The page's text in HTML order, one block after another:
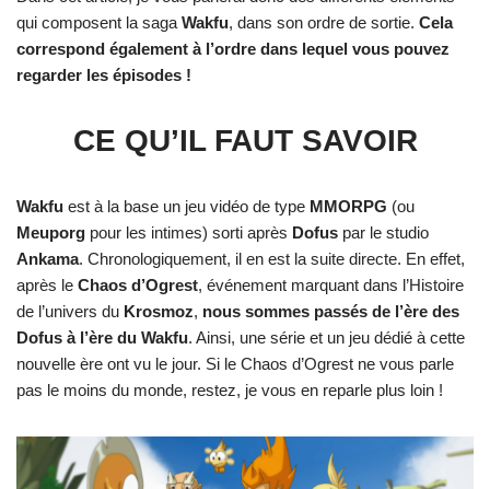
qui composent la sagaWakfu, dans son ordre de sortie. Cela
correspond également à l’ordre dans lequel vous pouvez
regarder les épisodes !
CE QU’IL FAUT SAVOIR
Wakfu est à la base un jeu vidéo de type MMORPG (ou
Meuporg pour les intimes) sorti après Dofus par le studio
Ankama. Chronologiquement, il en est la suite directe. En effet,
après le Chaos d’Ogrest, événement marquant dans l’Histoire
de l’univers du Krosmoz, nous sommes passés de l’ère des
Dofus à l’ère du Wakfu. Ainsi, une série et un jeu dédié à cette
nouvelle ère ont vu le jour. Si le Chaos d’Ogrest ne vous parle
pas le moins du monde, restez, je vous en reparle plus loin !